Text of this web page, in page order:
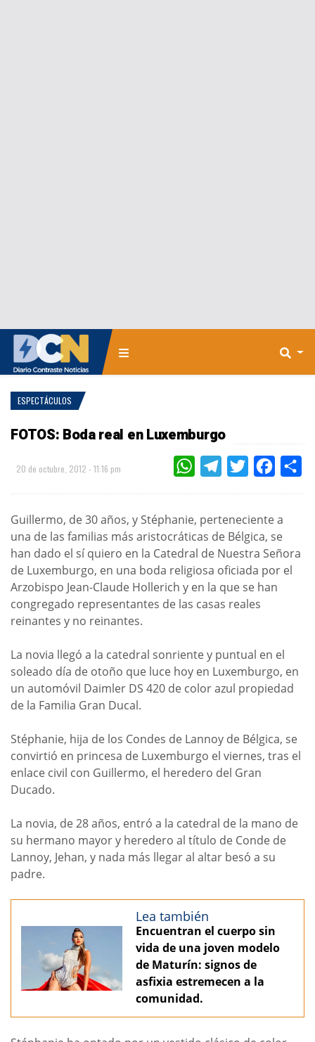
ESPECTÁCULOS
FOTOS: Boda real en Luxemburgo
20 de octubre, 2012 - 11:16 pm WHATSAPPTELEGRAMTWITTER
Guillermo, de 30 años, y Stéphanie, perteneciente a
una de las familias más aristocráticas de Bélgica, se
han dado el sí quiero en la Catedral de Nuestra Señora
de Luxemburgo, en una boda religiosa oficiada por el
Arzobispo Jean-Claude Hollerich y en la que se han
congregado representantes de las casas reales
reinantes y no reinantes.
La novia llegó a la catedral sonriente y puntual en el
soleado día de otoño que luce hoy en Luxemburgo, en
un automóvil Daimler DS 420 de color azul propiedad
de la Familia Gran Ducal.
Stéphanie, hija de los Condes de Lannoy de Bélgica, se
convirtió en princesa de Luxemburgo el viernes, tras el
enlace civil con Guillermo, el heredero del Gran
Ducado.
La novia, de 28 años, entró a la catedral de la mano de
su hermano mayor y heredero al título de Conde de
Lannoy, Jehan, y nada más llegar al altar besó a su
padre.
Lea también
Encuentran el cuerpo sin
vida de una joven modelo
de Maturín: signos de
asfixia estremecen a la
comunidad.